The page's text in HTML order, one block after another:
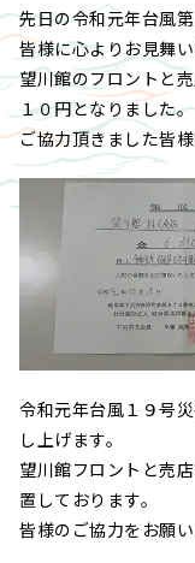
先日の令和元年台風
皆様に心よりお見舞い
望川館のフロントと
１０円となりました。
ご協力頂きました皆
令和元年台風１９号
し上げます。
望川館フロントと売
置しております。
皆様のご協力をお願い